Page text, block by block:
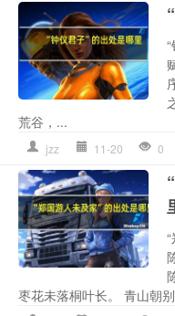
荒谷，...
jzz 11-20 0
枣花未落桐叶长。 青山朝